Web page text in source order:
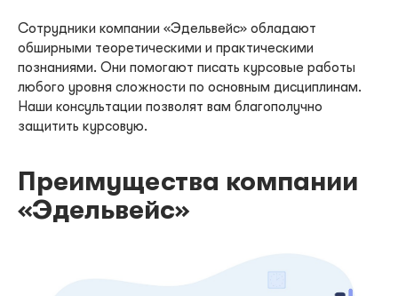
Сотрудники компании «Эдельвейс» обладают
обширными теоретическими и практическими
познаниями. Они помогают писать курсовые работы
любого уровня сложности по основным дисциплинам.
Наши консультации позволят вам благополучно
защитить курсовую.
Преимущества компании
«Эдельвейс»